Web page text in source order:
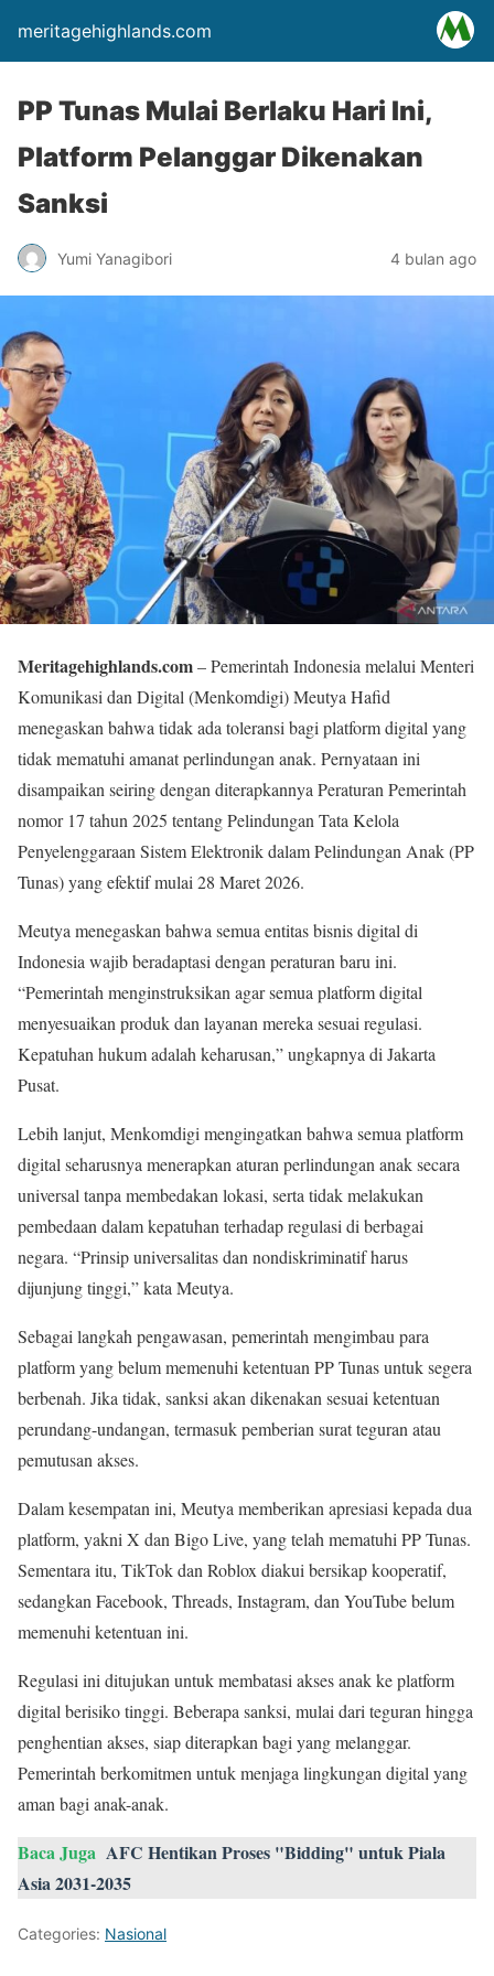
meritagehighlands.com
PP Tunas Mulai Berlaku Hari Ini,
Platform Pelanggar Dikenakan
Sanksi
Yumi Yanagibori 4 bulan ago
Meritagehighlands.com– Pemerintah Indonesia melalui Menteri
Komunikasi dan Digital (Menkomdigi) Meutya Hafid
menegaskan bahwa tidak ada toleransi bagi platform digital yang
tidak mematuhi amanat perlindungan anak. Pernyataan ini
disampaikan seiring dengan diterapkannya Peraturan Pemerintah
nomor 17 tahun 2025 tentang Pelindungan Tata Kelola
Penyelenggaraan Sistem Elektronik dalam Pelindungan Anak (PP
Tunas) yang efektif mulai 28 Maret 2026.
Meutya menegaskan bahwa semua entitas bisnis digital di
Indonesia wajib beradaptasi dengan peraturan baru ini.
“Pemerintah menginstruksikan agar semua platform digital
menyesuaikan produk dan layanan mereka sesuai regulasi.
Kepatuhan hukum adalah keharusan,” ungkapnya di Jakarta
Pusat.
Lebih lanjut, Menkomdigi mengingatkan bahwa semua platform
digital seharusnya menerapkan aturan perlindungan anak secara
universal tanpa membedakan lokasi, serta tidak melakukan
pembedaan dalam kepatuhan terhadap regulasi di berbagai
negara. “Prinsip universalitas dan nondiskriminatif harus
dijunjung tinggi,” kata Meutya.
Sebagai langkah pengawasan, pemerintah mengimbau para
platform yang belum memenuhi ketentuan PP Tunas untuk segera
berbenah. Jika tidak, sanksi akan dikenakan sesuai ketentuan
perundang-undangan, termasuk pemberian surat teguran atau
pemutusan akses.
Dalam kesempatan ini, Meutya memberikan apresiasi kepada dua
platform, yakni X dan Bigo Live, yang telah mematuhi PP Tunas.
Sementara itu, TikTok dan Roblox diakui bersikap kooperatif,
sedangkan Facebook, Threads, Instagram, dan YouTube belum
memenuhi ketentuan ini.
Regulasi ini ditujukan untuk membatasi akses anak ke platform
digital berisiko tinggi. Beberapa sanksi, mulai dari teguran hingga
penghentian akses, siap diterapkan bagi yang melanggar.
Pemerintah berkomitmen untuk menjaga lingkungan digital yang
aman bagi anak-anak.
Baca Juga AFC Hentikan Proses "Bidding" untuk Piala
Asia 2031-2035
Categories: Nasional